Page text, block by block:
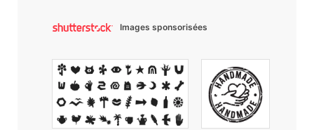
Images sponsorisées